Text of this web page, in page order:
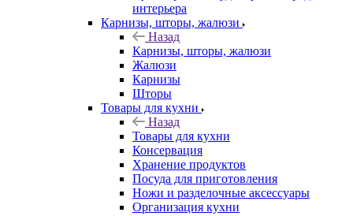
интерьера
Карнизы, шторы, жалюзи
Назад
Карнизы, шторы, жалюзи
Жалюзи
Карнизы
Шторы
Товары для кухни
Назад
Товары для кухни
Консервация
Хранение продуктов
Посуда для приготовления
Ножи и разделочные аксессуары
Организация кухни